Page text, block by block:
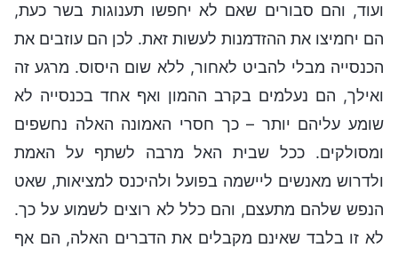
ועוד, והם סבורים שאם לא יחפשו תענוגות בשר כעת,
הם יחמיצו את ההזדמנות לעשות זאת. לכן הם עוזבים את
הכנסייה מבלי להביט לאחור, ללא שום היסוס. מרגע זה
ואילך, הם נעלמים בקרב ההמון ואף אחד בכנסייה לא
שומע עליהם יותר – כך חסרי האמונה האלה נחשפים
ומסולקים. ככל שבית האל מרבה לשתף על האמת
ולדרוש מאנשים ליישמה בפועל ולהיכנס למציאות, שאט
הנפש שלהם מתעצם, והם כלל לא רוצים לשמוע על כך.
לא זו בלבד שאינם מקבלים את הדברים האלה, הם אף